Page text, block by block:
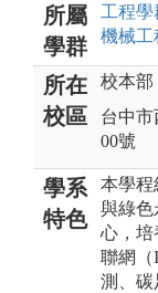
所屬
學群
工程學
機械工
所在
校區
校本部
台中市
00號
學系
特色
本學程
與綠色
心，培
聯網（
測、碳